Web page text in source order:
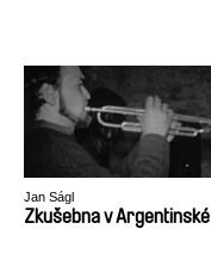
Jan Ságl
Zkušebna v Argentinské